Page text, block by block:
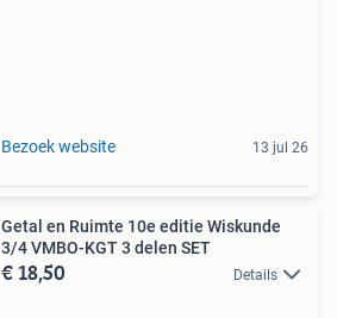
Bezoek website 13 jul 26
Getal en Ruimte 10e editie Wiskunde
3/4 VMBO-KGT 3 delen SET
€ 18,50 Details